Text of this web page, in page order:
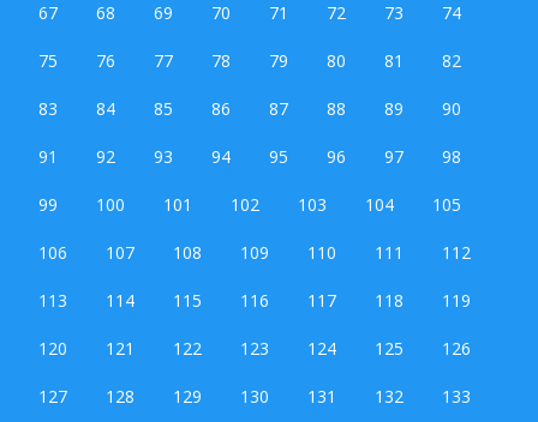
67 68 69 70 71 72 73 74
75 76 77 78 79 80 81 82
83 84 85 86 87 88 89 90
91 92 93 94 95 96 97 98
99 100 101 102 103 104 105
106 107 108 109 110 111 112
113 114 115 116 117 118 119
120 121 122 123 124 125 126
127 128 129 130 131 132 133